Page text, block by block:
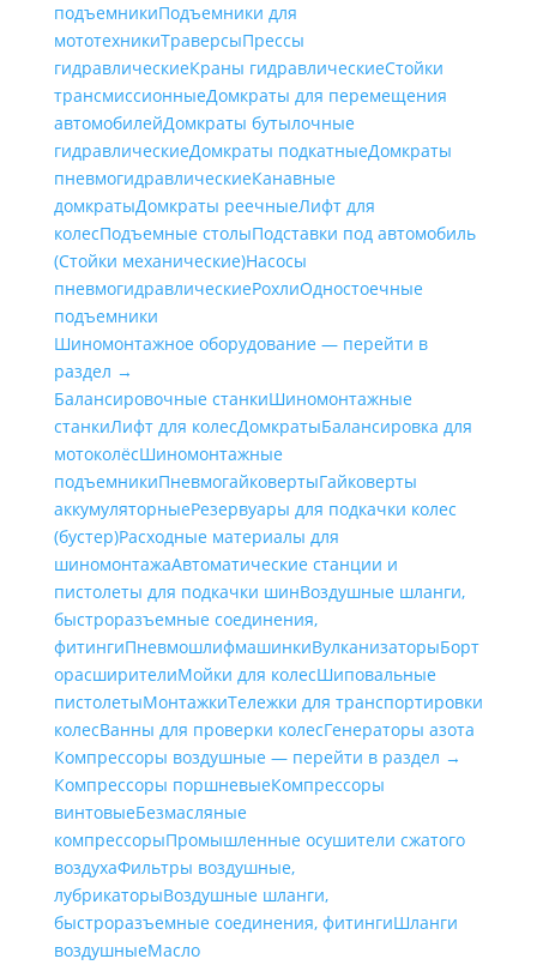
подъемникиПодъемники для
мототехникиТраверсыПрессы
гидравлическиеКраны гидравлическиеСтойки
трансмиссионныеДомкраты для перемещения
автомобилейДомкраты бутылочные
гидравлическиеДомкраты подкатныеДомкраты
пневмогидравлическиеКанавные
домкратыДомкраты реечныеЛифт для
колесПодъемные столыПодставки под автомобиль
(Стойки механические)Насосы
пневмогидравлическиеРохлиОдностоечные
подъемники
Шиномонтажное оборудование — перейти в
раздел →
Балансировочные станкиШиномонтажные
станкиЛифт для колесДомкратыБалансировка для
мотоколёсШиномонтажные
подъемникиПневмогайковертыГайковерты
аккумуляторныеРезервуары для подкачки колес
(бустер)Расходные материалы для
шиномонтажаАвтоматические станции и
пистолеты для подкачки шинВоздушные шланги,
быстроразъемные соединения,
фитингиПневмошлифмашинкиВулканизаторыБорт
орасширителиМойки для колесШиповальные
пистолетыМонтажкиТележки для транспортировки
колесВанны для проверки колесГенераторы азота
Компрессоры воздушные — перейти в раздел →
Компрессоры поршневыеКомпрессоры
винтовыеБезмасляные
компрессорыПромышленные осушители сжатого
воздухаФильтры воздушные,
лубрикаторыВоздушные шланги,
быстроразъемные соединения, фитингиШланги
воздушныеМасло